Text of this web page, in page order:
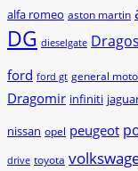
alfa romeo aston martin
DG dieselgate
ford ford gt general
Dragomir infiniti
nissan opel peugeot
drive toyota